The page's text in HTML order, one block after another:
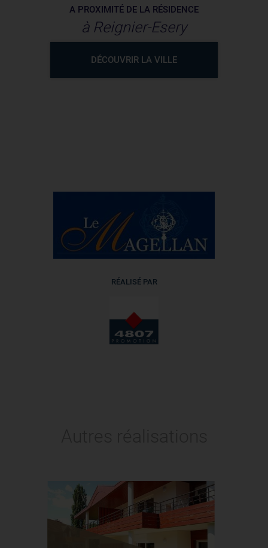
A PROXIMITÉ DE LA RÉSIDENCE
à Reignier-Esery
DÉCOUVRIR LA VILLE
RÉALISÉ PAR